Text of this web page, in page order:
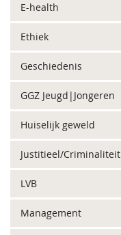
E-health
Ethiek
Geschiedenis
GGZ Jeugd|Jongeren
Huiselijk geweld
Justitieel/Criminaliteit
LVB
Management